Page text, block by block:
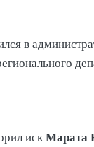
в
искМарата